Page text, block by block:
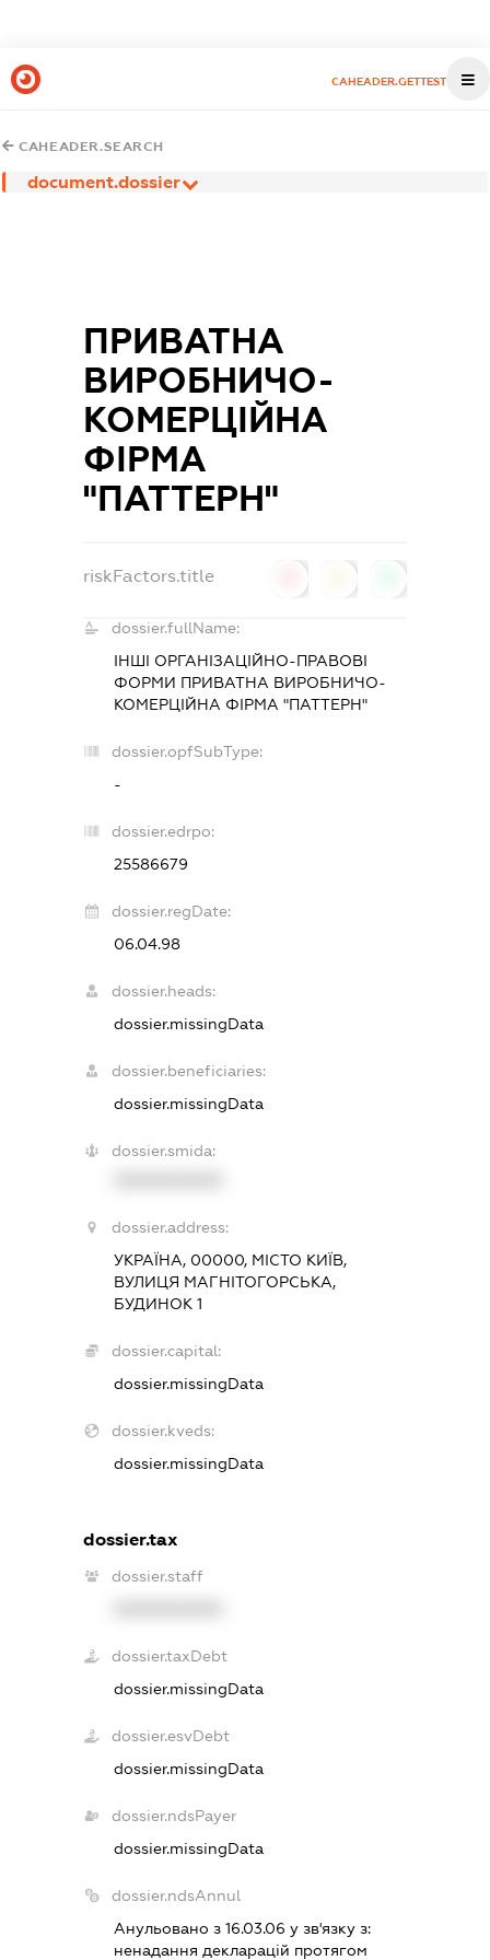
CAHEADER.GETTEST
CAHEADER.SEARCH
document.dossier
ПРИВАТНА
ВИРОБНИЧО-
КОМЕРЦІЙНА
ФІРМА
"ПАТТЕРН"
riskFactors.title
dossier.fullName:
ІНШІ ОРГАНІЗАЦІЙНО-ПРАВОВІ
ФОРМИ ПРИВАТНА ВИРОБНИЧО-
КОМЕРЦІЙНА ФІРМА "ПАТТЕРН"
dossier.opfSubType:
-
dossier.edrpo:
25586679
dossier.regDate:
06.04.98
dossier.heads:
dossier.missingData
dossier.beneficiaries:
dossier.missingData
dossier.smida:
dossier.address:
УКРАЇНА, 00000, МІСТО КИЇВ,
ВУЛИЦЯ МАГНІТОГОРСЬКА,
БУДИНОК 1
dossier.capital:
dossier.missingData
dossier.kveds:
dossier.missingData
dossier.tax
dossier.staff
dossier.taxDebt
dossier.missingData
dossier.esvDebt
dossier.missingData
dossier.ndsPayer
dossier.missingData
dossier.ndsAnnul
Анульовано з 16.03.06 у зв'язку з:
ненадання декларацiй протягом